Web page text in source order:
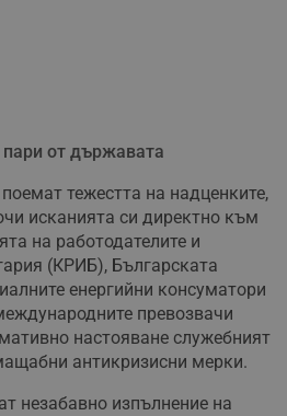
от държавата
тежестта на надценките,
исканията си директно към
на работодателите и
(КРИБ), Българската
енергийни консуматори
превозвачи
настояване служебният
антикризисни мерки.
незабавно изпълнение на